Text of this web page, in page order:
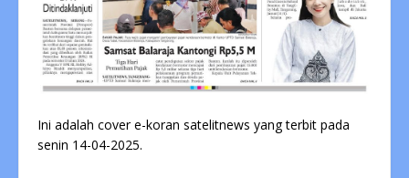
Ini adalah cover e-koran satelitnews yang terbit pada
senin 14-04-2025.